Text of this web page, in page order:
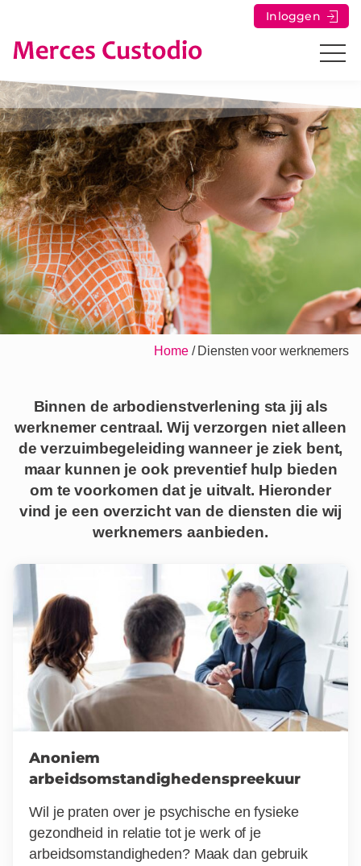
Inloggen
Home/ Diensten voor werknemers
Binnen de arbodienstverlening sta jij als
werknemer centraal. Wij verzorgen niet alleen
de verzuimbegeleiding wanneer je ziek bent,
maar kunnen je ook preventief hulp bieden
om te voorkomen dat je uitvalt. Hieronder
vind je een overzicht van de diensten die wij
werknemers aanbieden.
Anoniem
arbeidsomstandighedenspreekuur
Wil je praten over je psychische en fysieke
gezondheid in relatie tot je werk of je
arbeidsomstandigheden? Maak dan gebruik